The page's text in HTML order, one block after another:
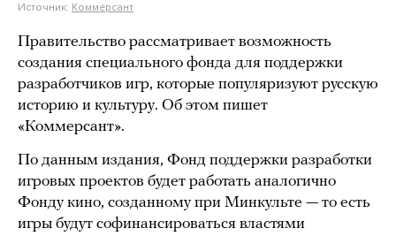
Источник: Коммерсант
Правительство рассматривает возможность
создания специального фонда для поддержки
разработчиков игр, которые популяризуют русскую
историю и культуру. Об этом пишет
«Коммерсант».
По данным издания, Фонд поддержки разработки
игровых проектов будет работать аналогично
Фонду кино, созданному при Минкульте — то есть
игры будут софинансироваться властями